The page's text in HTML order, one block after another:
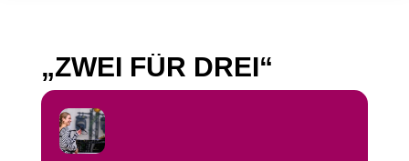
„ZWEI FÜR DREI“